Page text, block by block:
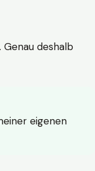
deshalb
eigenen